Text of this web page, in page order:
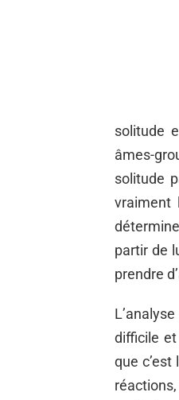
solitude
âmes-
solitude
vraiment
partir de
prendre
difficile
que